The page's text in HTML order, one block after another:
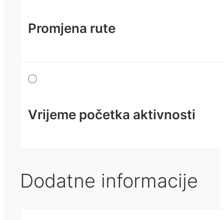
Promjena rute
Vrijeme početka aktivnosti
Dodatne informacije